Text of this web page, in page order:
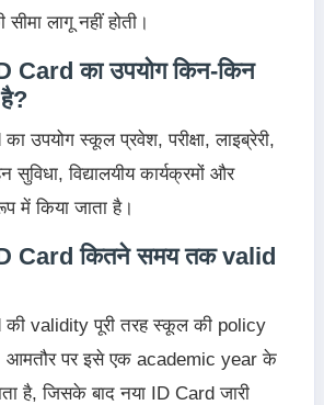
लागू नहीं होती।
का उपयोग किन-किन
उपयोग स्कूल प्रवेश, परीक्षा, लाइब्रेरी,
सुविधा, विद्यालयीय कार्यक्रमों और
में किया जाता है।
Card कितने समय तक valid
validity पूरी तरह स्कूल की policy
आमतौर पर इसे एक academic year के
है, जिसके बाद नया ID Card जारी